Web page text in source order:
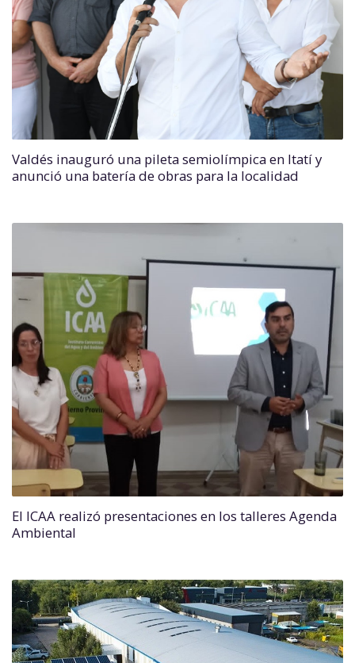
Valdés inauguró una pileta semiolímpica en Itatí y
anunció una batería de obras para la localidad
El ICAA realizó presentaciones en los talleres Agenda
Ambiental